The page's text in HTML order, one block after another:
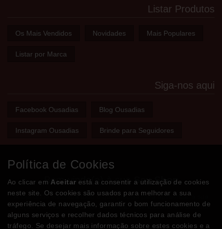
Listar Produtos
Os Mais Vendidos Novidades Mais Populares
Listar por Marca
Siga-nos aqui
Facebook Ousadias Blog Ousadias
Instagram Ousadias Brinde para Seguidores
Bem-vindo(a) à sua Sex Shop
A loja onde encontra tudo o que precisa para apimentar a sua
relação e tornar o sexo mais divertido, interessante e excitante!
Política de Cookies
Ao clicar em Aceitar está a consentir a utilização de cookies
neste site. Os cookies são usados para melhorar a sua
experiência de navegação, garantir o bom funcionamento de
alguns serviços e recolher dados técnicos para análise de
tráfego. Se desejar mais informação sobre estes cookies e a